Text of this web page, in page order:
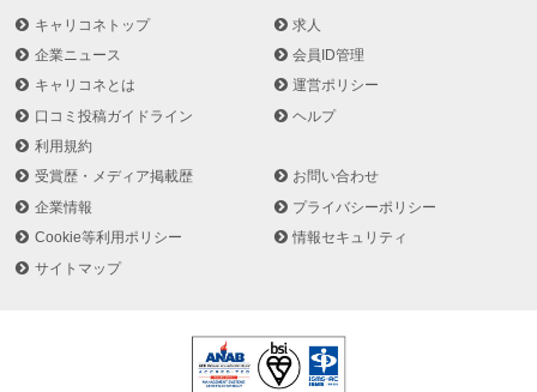
キャリコネトップ
求人
企業ニュース
会員ID管理
キャリコネとは
運営ポリシー
口コミ投稿ガイドライン
ヘルプ
利用規約
受賞歴・メディア掲載歴
お問い合わせ
企業情報
プライバシーポリシー
Cookie等利用ポリシー
情報セキュリティ
サイトマップ